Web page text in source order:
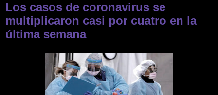
Los casos de coronavirus se
multiplicaron casi por cuatro en la
última semana